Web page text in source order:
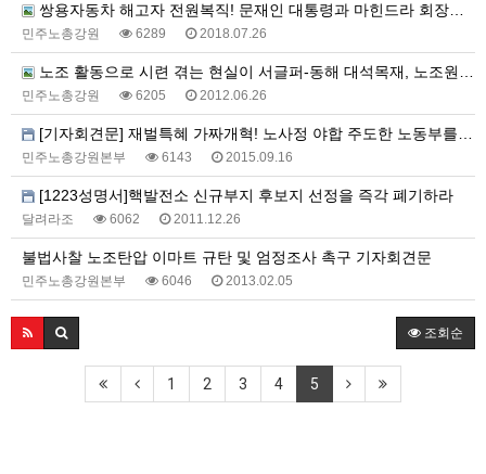
쌍용자동차 해고자 전원복직! 문재인 대통령과 마힌드라 회장은 약속을 이행하라.
민주노총강원 6289 2018.07.26
노조 활동으로 시련 겪는 현실이 서글퍼-동해 대석목재, 노조원 2차례나 해고 통보
민주노총강원 6205 2012.06.26
[기자회견문] 재벌특혜 가짜개혁! 노사정 야합 주도한 노동부를 규탄한다!
민주노총강원본부 6143 2015.09.16
[1223성명서]핵발전소 신규부지 후보지 선정을 즉각 폐기하라
달려라조 6062 2011.12.26
불법사찰 노조탄압 이마트 규탄 및 엄정조사 촉구 기자회견문
민주노총강원본부 6046 2013.02.05
조회순
1 2 3 4 5